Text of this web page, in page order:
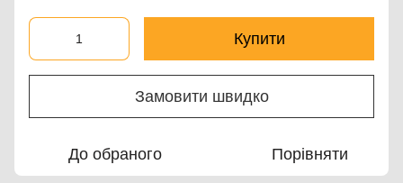
Купити
Замовити швидко
До обраного Порівняти